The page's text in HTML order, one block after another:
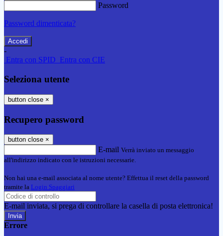
Password
Password dimenticata?
-
Entra con SPID Entra con CIE
Seleziona utente
button close ×
Recupero password
button close ×
E-mail Verrà inviato un messaggio
all'indirizzo indicato con le istruzioni necessarie.
Non hai una e-mail associata al nome utente? Effettua il reset della password
tramite la Login Spaggiari
E-mail inviata, si prega di controllare la casella di posta elettronica!
Errore